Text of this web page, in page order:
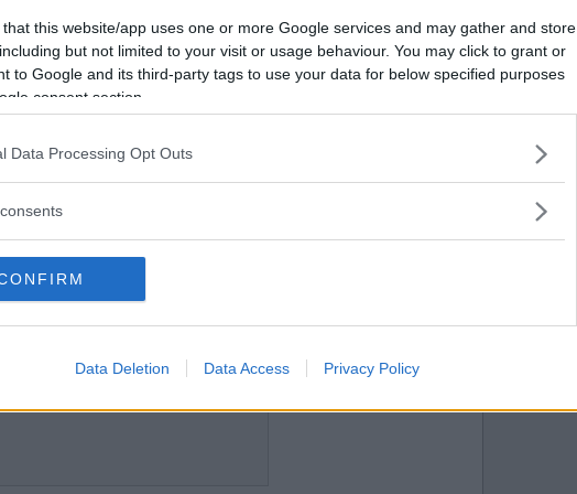
that this website/app uses one or more Google services and may gather and store
but not limited to your visit or usage behaviour. You may click to grant or
to Google and its third-party tags to use your data for below specified purposes
consent section.
Data Processing Opt Outs
Data Deletion Data Access Privacy Policy
Vill du bli
medlem?